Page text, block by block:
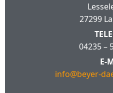
27299
04235 –
E-
info@beyer-